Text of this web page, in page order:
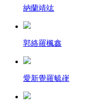
納蘭靖竑
郭絡羅楓鑫
愛新覺羅毓嵂